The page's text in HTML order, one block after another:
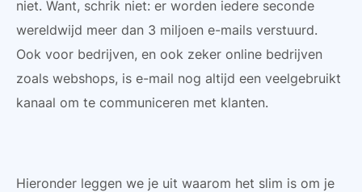
niet. Want, schrik niet: er worden iedere seconde
wereldwijd meer dan 3 miljoen e-mails verstuurd.
Ook voor bedrijven, en ook zeker online bedrijven
zoals webshops, is e-mail nog altijd een veelgebruikt
kanaal om te communiceren met klanten.
Hieronder leggen we je uit waarom het slim is om je